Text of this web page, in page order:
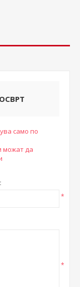
само по
можат да
*
*